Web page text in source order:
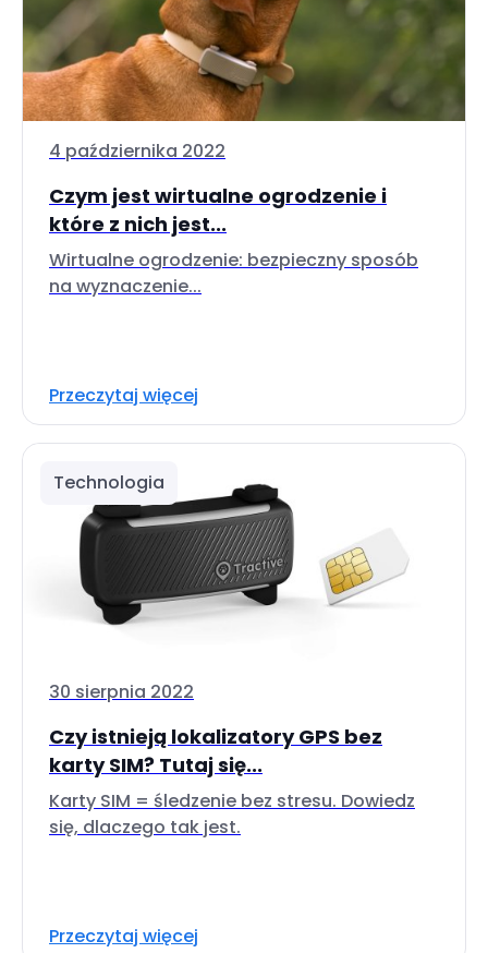
4 października 2022
Czym jest wirtualne ogrodzenie i
które z nich jest...
Wirtualne ogrodzenie: bezpieczny sposób
na wyznaczenie...
Przeczytaj więcej
Technologia
30 sierpnia 2022
Czy istnieją lokalizatory GPS bez
karty SIM? Tutaj się...
Karty SIM = śledzenie bez stresu. Dowiedz
się, dlaczego tak jest.
Przeczytaj więcej